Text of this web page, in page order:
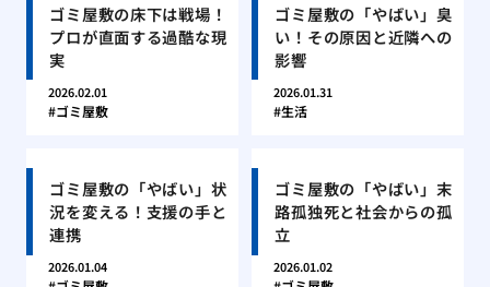
ゴミ屋敷の床下は戦場！
プロが直面する過酷な現
実
2026.02.01
ゴミ屋敷
ゴミ屋敷の「やばい」臭
い！その原因と近隣への
影響
2026.01.31
生活
ゴミ屋敷の「やばい」状
況を変える！支援の手と
連携
2026.01.04
ゴミ屋敷の「やばい」末
路孤独死と社会からの孤
立
2026.01.02